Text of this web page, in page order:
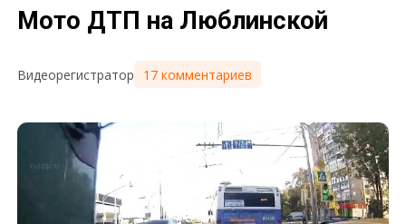
Мото ДТП на Люблинской
Видеорегистратор 17 комментариев